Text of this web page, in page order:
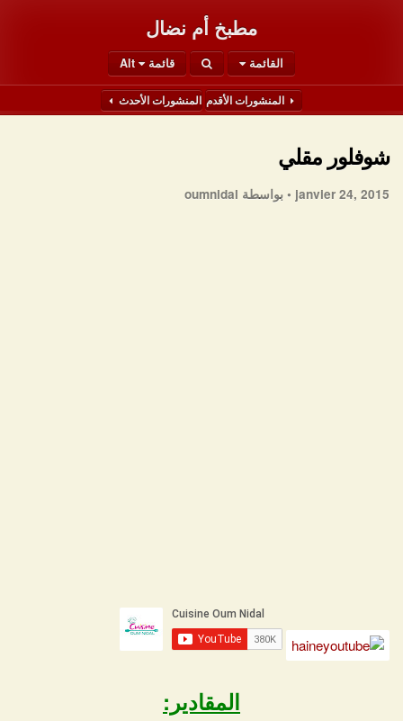
مطبخ أم نضال
القائمة قائمة Alt
المنشورات الأقدم المنشورات الأحدث
شوفلور مقلي
janvier 24, 2015 • بواسطة oumnidal
المقادير: